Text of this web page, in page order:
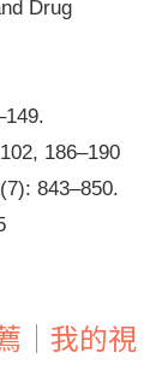
Drug
186–190
843–850.
｜我的視